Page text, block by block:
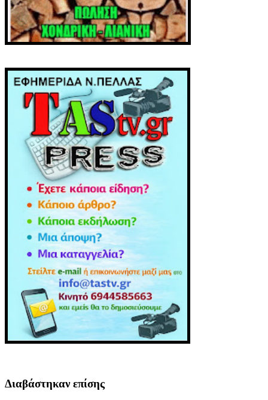
Διαβάστηκαν επίσης